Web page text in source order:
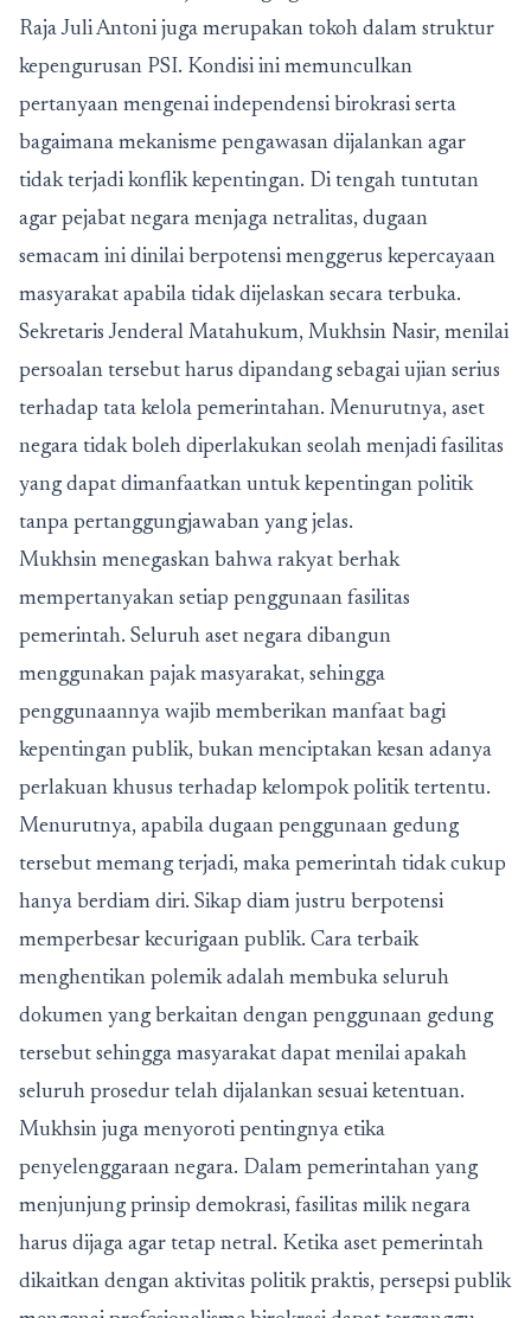
Raja Juli Antoni juga merupakan tokoh dalam struktur
kepengurusan PSI. Kondisi ini memunculkan
pertanyaan mengenai independensi birokrasi serta
bagaimana mekanisme pengawasan dijalankan agar
tidak terjadi konflik kepentingan. Di tengah tuntutan
agar pejabat negara menjaga netralitas, dugaan
semacam ini dinilai berpotensi menggerus kepercayaan
masyarakat apabila tidak dijelaskan secara terbuka.
Sekretaris Jenderal Matahukum, Mukhsin Nasir, menilai
persoalan tersebut harus dipandang sebagai ujian serius
terhadap tata kelola pemerintahan. Menurutnya, aset
negara tidak boleh diperlakukan seolah menjadi fasilitas
yang dapat dimanfaatkan untuk kepentingan politik
tanpa pertanggungjawaban yang jelas.
Mukhsin menegaskan bahwa rakyat berhak
mempertanyakan setiap penggunaan fasilitas
pemerintah. Seluruh aset negara dibangun
menggunakan pajak masyarakat, sehingga
penggunaannya wajib memberikan manfaat bagi
kepentingan publik, bukan menciptakan kesan adanya
perlakuan khusus terhadap kelompok politik tertentu.
Menurutnya, apabila dugaan penggunaan gedung
tersebut memang terjadi, maka pemerintah tidak cukup
hanya berdiam diri. Sikap diam justru berpotensi
memperbesar kecurigaan publik. Cara terbaik
menghentikan polemik adalah membuka seluruh
dokumen yang berkaitan dengan penggunaan gedung
tersebut sehingga masyarakat dapat menilai apakah
seluruh prosedur telah dijalankan sesuai ketentuan.
Mukhsin juga menyoroti pentingnya etika
penyelenggaraan negara. Dalam pemerintahan yang
menjunjung prinsip demokrasi, fasilitas milik negara
harus dijaga agar tetap netral. Ketika aset pemerintah
dikaitkan dengan aktivitas politik praktis, persepsi publik